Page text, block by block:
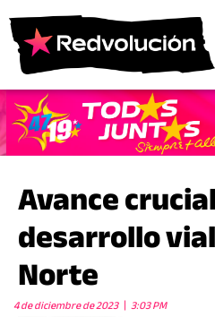
Avance
desarrollo
Norte
4 de diciembre de 2023 3:03 PM